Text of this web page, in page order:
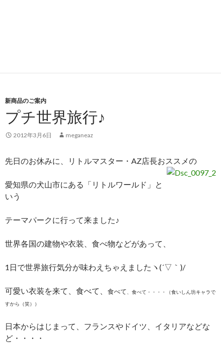
新商品のご案内
プチ世界旅行♪
2012年3月6日 meganeaz
先日のお休みに、リトルマスター・AZ店長おススメの
愛知県の犬山市にある「リトルワールド」と
いう
テーマパークに行って来ました♪
世界各国の建物や衣装、食べ物などがあって、
1日で世界旅行気分が味わえちゃえましたヽ(´▽｀)/
可愛い衣装を来て、食べて、 食べて 、食べて・・・・（食いしん坊キャラで
すから（笑））
日本からはじまって、フランスやドイツ、イタリアなどな
ど・・・・